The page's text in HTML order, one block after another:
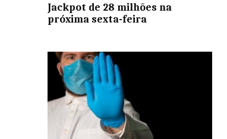
Jackpot de 28 milhões na
próxima sexta-feira